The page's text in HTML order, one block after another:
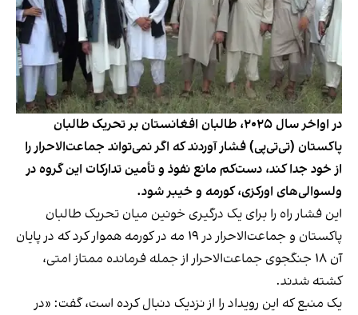
در اواخر سال ۲۰۲۵، طالبان افغانستان بر تحریک طالبان
پاکستان (تی‌تی‌پی) فشار آوردند که اگر نمی‌تواند جماعت‌الاحرار را
از خود جدا کند، دست‌کم مانع نفوذ و تأمین تدارکات این گروه در
ولسوالی‌های اورکزی، کورمه و خیبر شود.
این فشار راه را برای یک درگیری خونین میان تحریک طالبان
پاکستان و جماعت‌الاحرار در ۱۹ مه در کورمه هموار کرد که در پایان
آن ۱۸ جنگجوی جماعت‌الاحرار از جمله فرمانده ممتاز امتی،
کشته شدند.
یک منبع که این رویداد را از نزدیک دنبال کرده است، گفت: «در